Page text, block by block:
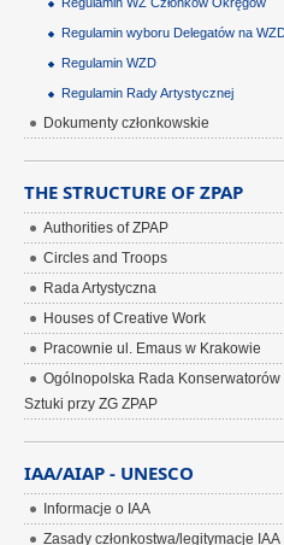
Regulamin wyboru Delegatów na
Regulamin WZD
Regulamin Rady Artystycznej
Dokumenty członkowskie
THE STRUCTURE OF ZPAP
Authorities of ZPAP
Circles and Troops
Rada Artystyczna
Houses of Creative Work
Pracownie ul. Emaus w Krakowie
Ogólnopolska Rada Konserwatorów
Sztuki przy ZG ZPAP
IAA/AIAP - UNESCO
Informacje o IAA
Zasady członkostwa/legitymacje IAA